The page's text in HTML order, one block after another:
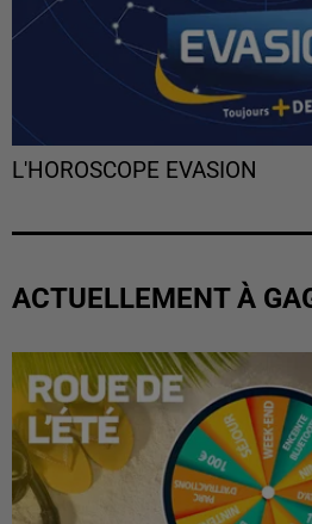
L'HOROSCOPE EVASION
ACTUELLEMENT À